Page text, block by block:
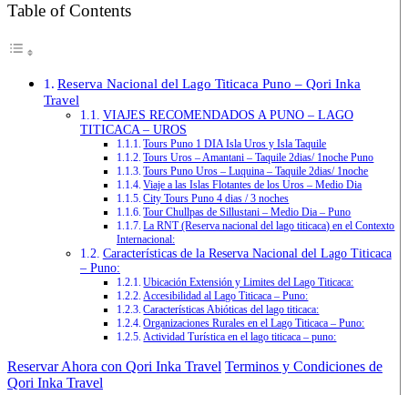
Table of Contents
Reserva Nacional del Lago Titicaca Puno – Qori Inka
Travel
VIAJES RECOMENDADOS A PUNO – LAGO
TITICACA – UROS
Tours Puno 1 DIA Isla Uros y Isla Taquile
Tours Uros – Amantani – Taquile 2dias/ 1noche Puno
Tours Puno Uros – Luquina – Taquile 2dias/ 1noche
Viaje a las Islas Flotantes de los Uros – Medio Dia
City Tours Puno 4 dias / 3 noches
Tour Chullpas de Sillustani – Medio Dia – Puno
La RNT (Reserva nacional del lago titicaca) en el Contexto
Internacional:
Características de la Reserva Nacional del Lago Titicaca
– Puno:
Ubicación Extensión y Limites del Lago Titicaca:
Accesibilidad al Lago Titicaca – Puno:
Características Abióticas del lago titicaca:
Organizaciones Rurales en el Lago Titicaca – Puno:
Actividad Turística en el lago titicaca – puno:
Reservar Ahora con Qori Inka Travel Terminos y Condiciones de
Qori Inka Travel